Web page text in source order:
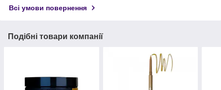
Всі умови повернення
Подібні товари компанії